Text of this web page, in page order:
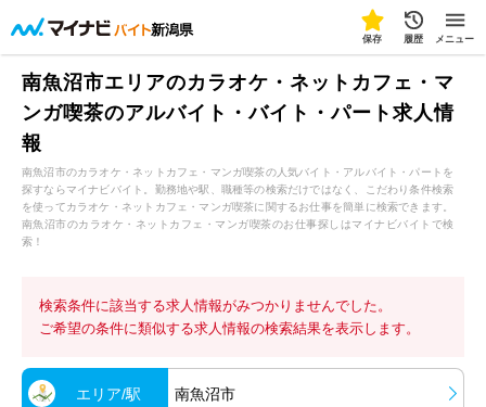
新潟県
保存 履歴 メニュー
南魚沼市エリアのカラオケ・ネットカフェ・マ
ンガ喫茶のアルバイト・バイト・パート求人情
報
南魚沼市のカラオケ・ネットカフェ・マンガ喫茶の人気バイト・アルバイト・パートを
探すならマイナビバイト。勤務地や駅、職種等の検索だけではなく、こだわり条件検索
を使ってカラオケ・ネットカフェ・マンガ喫茶に関するお仕事を簡単に検索できます。
南魚沼市のカラオケ・ネットカフェ・マンガ喫茶のお仕事探しはマイナビバイトで検
索！
検索条件に該当する求人情報がみつかりませんでした。
ご希望の条件に類似する求人情報の検索結果を表示します。
エリア/駅 南魚沼市